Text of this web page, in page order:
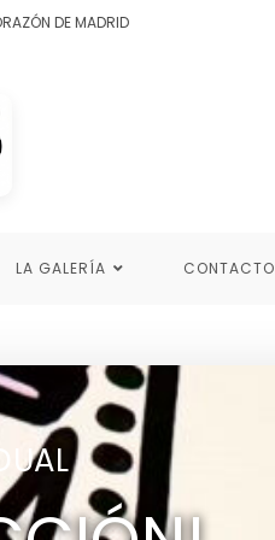
DE MADRID
LA GALERÍA CONTACTO